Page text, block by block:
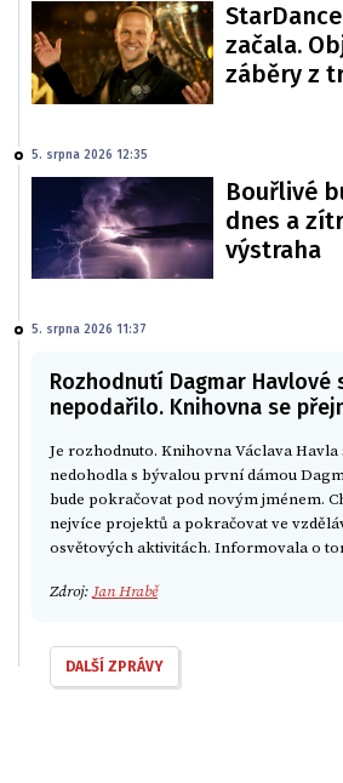
začala.
záběry z
5. srpna 2026 12:35
Bouřlivé
dnes a
výstraha
5. srpna 2026 11:37
Rozhodnutí Dagmar Havlové
nepodařilo. Knihovna se
Je rozhodnuto. Knihovna Václava Havla
nedohodla s bývalou první dámou
bude pokračovat pod novým jménem.
nejvíce projektů a pokračovat ve
osvětových aktivitách. Informovala o
Zdroj: Jan Hrabě
DALŠÍ ZPRÁVY